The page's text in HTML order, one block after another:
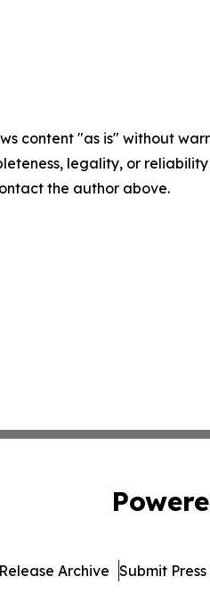
content "as is" without
legality, or
the author above.
Archive Submit